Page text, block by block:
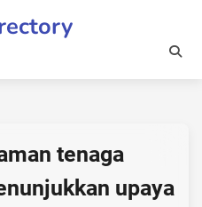
tenaga
upaya